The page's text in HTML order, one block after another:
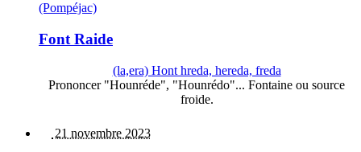
(Pompéjac)
Font Raide
(la,era) Hont hreda, hereda, freda
Prononcer "Hounréde", "Hounrédo"... Fontaine ou source
froide.
21 novembre 2023